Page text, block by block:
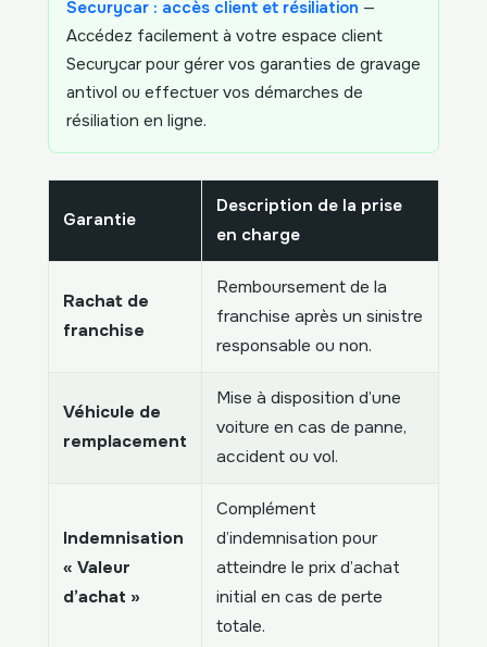
Securycar : accès client et résiliation —
Accédez facilement à votre espace client
Securycar pour gérer vos garanties de gravage
antivol ou effectuer vos démarches de
résiliation en ligne.
Garantie
Description de la prise
en charge
Rachat de
franchise
Remboursement de la
franchise après un sinistre
responsable ou non.
Véhicule de
remplacement
Mise à disposition d’une
voiture en cas de panne,
accident ou vol.
Indemnisation
« Valeur
d’achat »
Complément
d’indemnisation pour
atteindre le prix d’achat
initial en cas de perte
totale.